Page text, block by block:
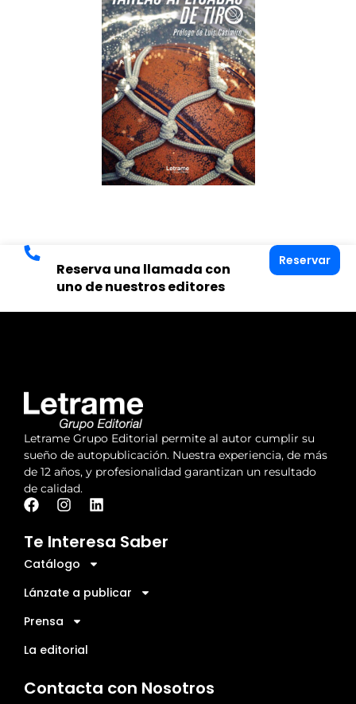
Reserva una llamada con
uno de nuestros editores
Reservar
Letrame Grupo Editorial permite al autor cumplir su
sueño de autopublicación. Nuestra experiencia, de más
de 12 años, y profesionalidad garantizan un resultado
de calidad.
Te Interesa Saber
Catálogo
Lánzate a publicar
Prensa
La editorial
Contacta con Nosotros